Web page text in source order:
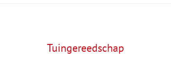
Tuingereedschap